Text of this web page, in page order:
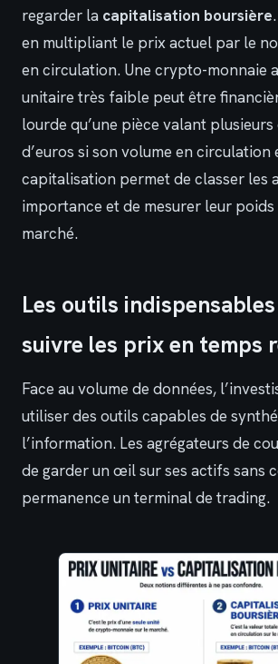
regarder la capitalisation boursière
en multipliant le prix actuel par le
en circulation. Une crypto-monnaie
unitaire très faible peut être
lourde qu’une pièce valant plusieurs
d’euros si son volume en circulation
capitalisation permet de classer les
importance et de mesurer leur poids
marché.
Les outils
suivre les prix en temps
Face au volume de données,
utiliser des outils capables de
l’information. Les agrégateurs de
de garder un œil sur ses actifs sans
permanence un terminal de trading.